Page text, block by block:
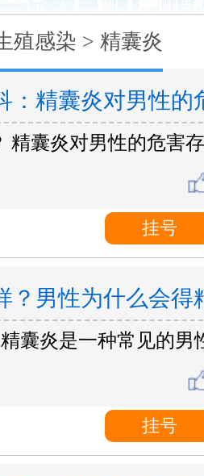
殖感染 > 精囊炎
：精囊炎对男性的
精囊炎对男性的危害
挂号
？男性为什么会得
囊炎是一种常见的男
挂号